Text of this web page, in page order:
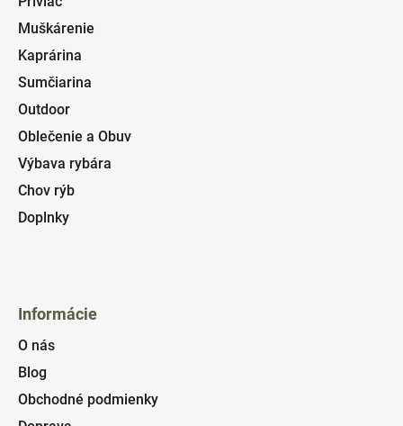
Muškárenie
Kaprárina
Sumčiarina
Outdoor
Oblečenie a Obuv
Výbava rybára
Chov rýb
Doplnky
Informácie
O nás
Blog
Obchodné podmienky